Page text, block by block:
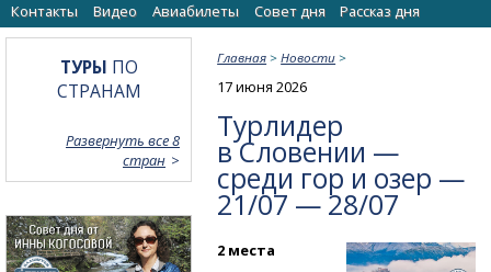
Контакты
Видео Авиабилеты Cовет дня Рассказ дня
Главная >Новости >
17 июня 2026
Турлидер
в Словении —
среди гор и озер —
21/07 — 28/07
2 места
ТУРЫ ПО
СТРАНАМ
Развернуть все 8
стран